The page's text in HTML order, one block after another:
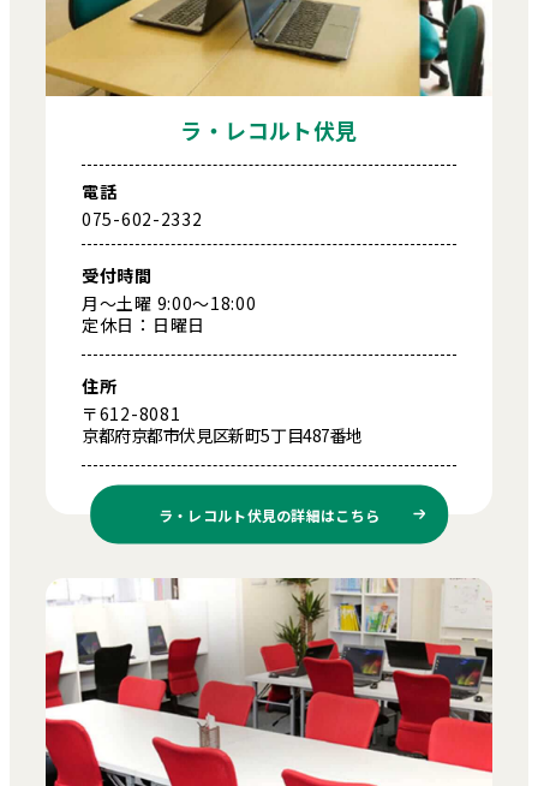
ラ・レコルト伏見
電話
075-602-2332
受付時間
月～土曜 9:00～18:00
定休日：日曜日
住所
〒612-8081
京都府京都市伏見区新町5丁目487番地
ラ・レコルト伏見の詳細はこちら